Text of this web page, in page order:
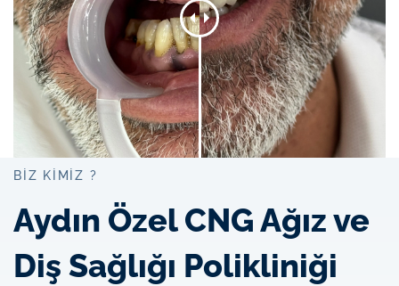
BIZ KIMIZ ?
Aydın Özel CNG Ağız ve
Diş Sağlığı Polikliniği